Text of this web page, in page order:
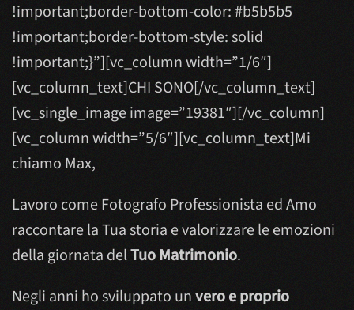
!important;border-bottom-color: #b5b5b5
!important;border-bottom-style: solid
!important;}”][vc_column width=”1/6″]
[vc_column_text]CHI SONO[/vc_column_text]
[vc_single_image image=”19381″][/vc_column]
[vc_column width=”5/6″][vc_column_text]Mi
chiamo Max,
Lavoro come Fotografo Professionista ed Amo
raccontare la Tua storia e valorizzare le emozioni
della giornata delTuo Matrimonio.
Negli anni ho sviluppato unvero e proprio